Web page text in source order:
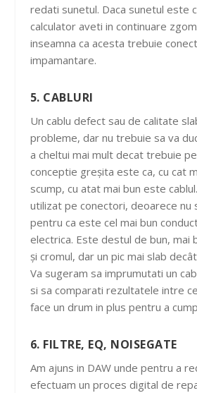
redati sunetul. Daca sunetul este
calculator aveti in continuare
inseamna ca acesta trebuie
impamantare.
5. CABLURI
Un cablu defect sau de calitate
probleme, dar nu trebuie sa va
a cheltui mai mult decat trebuie pe
conceptie greșita este ca, cu cat
scump, cu atat mai bun este
utilizat pe conectori, deoarece nu
pentru ca este cel mai bun
electrica. Este destul de bun, mai
și cromul, dar un pic mai slab
Va sugeram sa imprumutati un
si sa comparati rezultatele intre
face un drum in plus pentru a
6. FILTRE, EQ, NOISEGATE
Am ajuns in DAW unde pentru a
efectuam un proces digital de